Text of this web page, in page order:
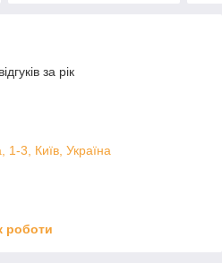
за рік
1-3, Київ, Україна
роботи